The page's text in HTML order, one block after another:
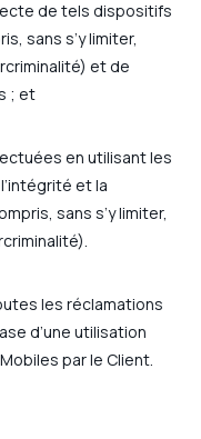
de tels dispositifs
sans s’y limiter,
et de
; et
en utilisant les
et la
sans s’y limiter,
les réclamations
d’une utilisation
par le Client.